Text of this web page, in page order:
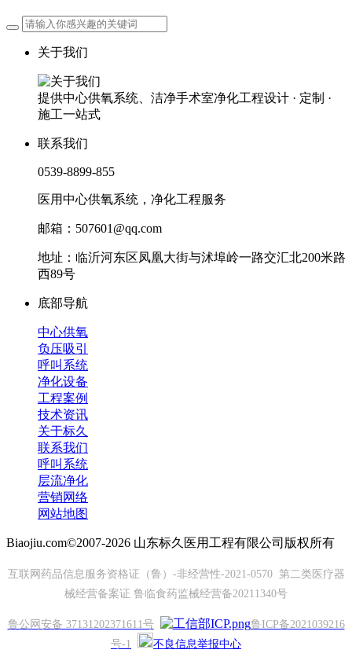
关于我们
提供中心供氧系统、洁净手术室净化工程设计 · 定制 ·
施工一站式
联系我们
0539-8899-855
医用中心供氧系统，净化工程服务
邮箱：507601@qq.com
地址：临沂河东区凤凰大街与沭埠岭一路交汇北200米路
西89号
底部导航
中心供氧
负压吸引
呼叫系统
净化设备
工程案例
技术资讯
关于标久
联系我们
呼叫系统
层流净化
营销网络
网站地图
Biaojiu.com©2007-2026 山东标久医用工程有限公司版权所有
互联网药品信息服务资格证（鲁）-非经营性-2021-0570 第二类医疗器
械经营备案证 鲁临食药监械经营备20211340号
鲁公网安备 37131202371611号
鲁ICP备2021039216
号-1
不良信息举报中心